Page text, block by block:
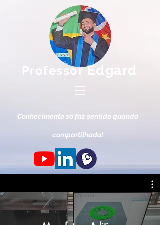
ProfessorEdgard
Conhecimento só faz sentido quando
compartilhado!